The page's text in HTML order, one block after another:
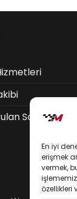
En iyi
erişmek
vermek,
özellikleri
Sorular